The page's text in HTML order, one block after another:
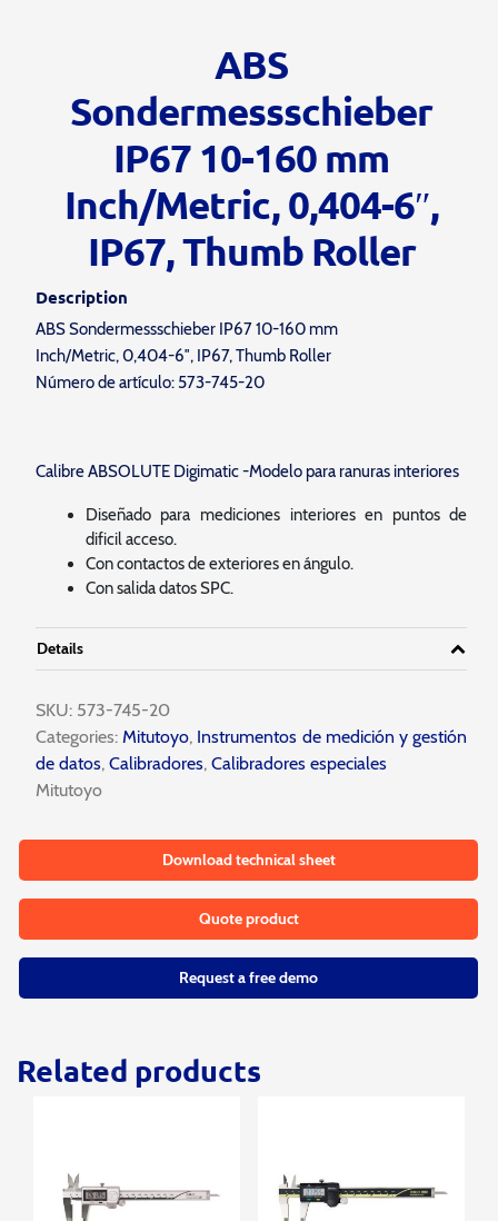
ABS
Sondermessschieber
IP67 10-160 mm
Inch/Metric, 0,404-6″,
IP67, Thumb Roller
Description
ABS Sondermessschieber IP67 10-160 mm
Inch/Metric, 0,404-6″, IP67, Thumb Roller
Número de artículo: 573-745-20
Calibre ABSOLUTE Digimatic -Modelo para ranuras interiores
Diseñado para mediciones interiores en puntos de
dificil acceso.
Con contactos de exteriores en ángulo.
Con salida datos SPC.
Details
SKU: 573-745-20
Categories:Mitutoyo, Instrumentos de medición y gestión
de datos, Calibradores, Calibradores especiales
Mitutoyo
Download technical sheet
Quote product
Request a free demo
Related products